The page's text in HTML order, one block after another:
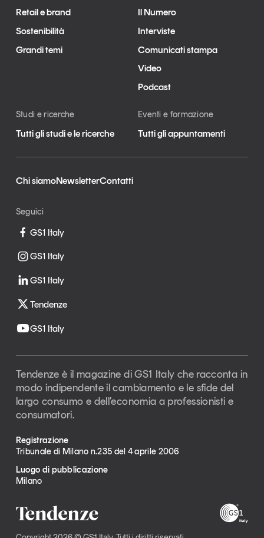
Retail e brand
Sostenibilità
Grandi temi
Il Numero
Interviste
Comunicati stampa
Video
Podcast
Studi e ricerche
Tutti gli studi e le ricerche
Eventi e formazione
Tutti gli appuntamenti
Chi siamoNewsletterContatti
Seguici
GS1 Italy
GS1 Italy
GS1 Italy
Tendenze
GS1 Italy
Tendenze è il magazine di GS1 Italy che racconta in
modo indipendente il cambiamento e le sfide del
largo consumo e dell’economia a professionisti e
consumatori.
Registrazione
Tribunale di Milano n.235 del 4 aprile 2006
Luogo di pubblicazione
Milano